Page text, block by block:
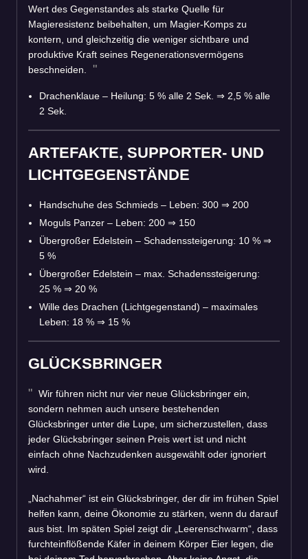
Wert des Gegenstandes als starke Quelle für
Magieresistenz beibehalten, um Magier-Komps zu
kontern, und gleichzeitig die weniger sichtbare und
produktive Kraft seines Regenerationsvermögens
beschneiden.
Drachenklaue – Heilung: 5 % alle 2 Sek. ⇒ 2,5 % alle
2 Sek.
ARTEFAKTE, SUPPORTER- UND
LICHTGEGENSTÄNDE
Handschuhe des Schmieds – Leben: 300 ⇒ 200
Moguls Panzer – Leben: 200 ⇒ 150
Übergroßer Edelstein – Schadenssteigerung: 10 % ⇒
5 %
Übergroßer Edelstein – max. Schadenssteigerung:
25 % ⇒ 20 %
Wille des Drachen (Lichtgegenstand) – maximales
Leben: 18 % ⇒ 15 %
GLÜCKSBRINGER
Wir führen nicht nur vier neue Glücksbringer ein,
sondern nehmen auch unsere bestehenden
Glücksbringer unter die Lupe, um sicherzustellen, dass
jeder Glücksbringer seinen Preis wert ist und nicht
einfach ohne Nachzudenken ausgewählt oder ignoriert
wird.
„Nachahmer“ ist ein Glücksbringer, der dir im frühen Spiel
helfen kann, deine Ökonomie zu stärken, wenn du darauf
aus bist. Im späten Spiel zeigt dir „Leerenschwarm“, dass
furchteinflößende Käfer in deinem Körper Eier legen, die